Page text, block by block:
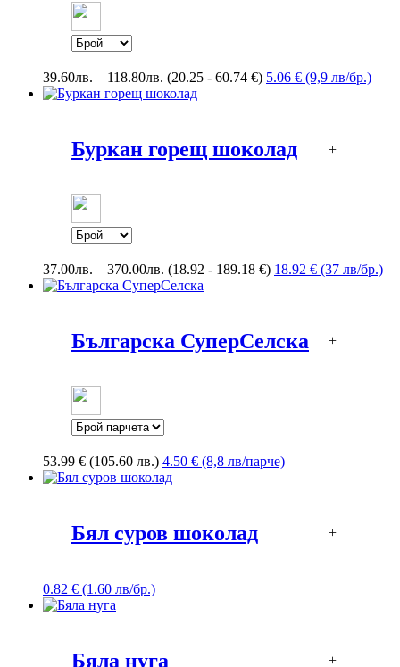
39.60лв. – 118.80лв. Price
range:
(20.25 - 60.74 €) 5.06 € (9,9 лв/бр.)
Буркан горещ шоколад +
37.00лв. – 370.00лв. Price
range:
370.00лв.
(18.92 - 189.18 €) 18.92 € (37 лв/бр.)
Българска СуперСелска +
53.99 € (105.60 лв.) 4.50 € (8,8 лв/парче)
Бял суров шоколад +
0.82 € (1.60 лв/бр.)
Бяла нуга +